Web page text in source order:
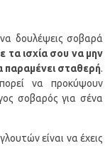
δουλέψεις σοβαρά
τα ισχία σου να μην
παραμένει σταθερή.
να προκύψουν
σοβαρός για σένα
είναι να έχεις